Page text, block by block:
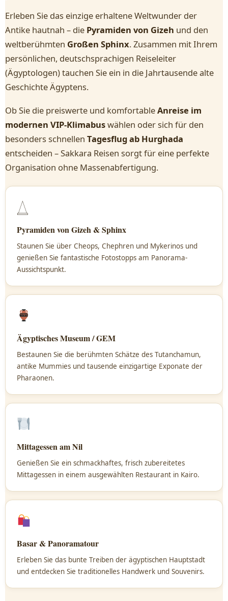
Erleben Sie das einzige erhaltene Weltwunder der
Antike hautnah – die Pyramiden von Gizeh und den
weltberühmten Großen Sphinx. Zusammen mit Ihrem
persönlichen, deutschsprachigen Reiseleiter
(Ägyptologen) tauchen Sie ein in die Jahrtausende alte
Geschichte Ägyptens.
Ob Sie die preiswerte und komfortableAnreise im
modernen VIP-Klimabuswählen oder sich für den
besonders schnellen Tagesflug ab Hurghada
entscheiden – Sakkara Reisen sorgt für eine perfekte
Organisation ohne Massenabfertigung.
𓉴
Pyramiden von Gizeh & Sphinx
Staunen Sie über Cheops, Chephren und Mykerinos und
genießen Sie fantastische Fotostopps am Panorama-
Aussichtspunkt.
Ägyptisches Museum / GEM
Bestaunen Sie die berühmten Schätze des Tutanchamun,
antike Mummies und tausende einzigartige Exponate der
Pharaonen.
Mittagessen am Nil
Genießen Sie ein schmackhaftes, frisch zubereitetes
Mittagessen in einem ausgewählten Restaurant in Kairo.
Basar & Panoramatour
Erleben Sie das bunte Treiben der ägyptischen Hauptstadt
und entdecken Sie traditionelles Handwerk und Souvenirs.